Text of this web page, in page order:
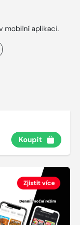
mobilní aplikaci.
Koupit